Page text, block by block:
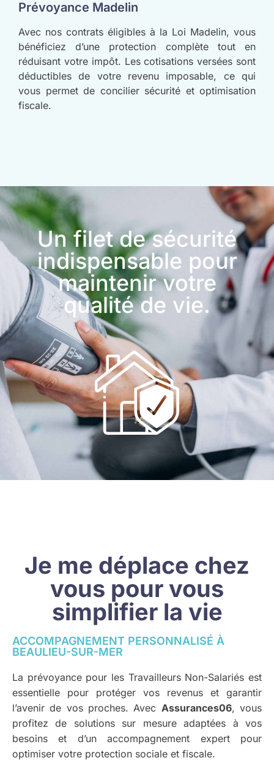
Prévoyance Madelin
Avec nos contrats éligibles à la Loi Madelin, vous
bénéficiez d’une protection complète tout en
réduisant votre impôt. Les cotisations versées sont
déductibles de votre revenu imposable, ce qui
vous permet de concilier sécurité et optimisation
fiscale.
Un filet de sécurité
indispensable pour
maintenir votre
qualité de vie.
Je me déplace chez
vous pour vous
simplifier la vie
ACCOMPAGNEMENT PERSONNALISÉ À
BEAULIEU-SUR-MER
La prévoyance pour les Travailleurs Non-Salariés est
essentielle pour protéger vos revenus et garantir
l’avenir de vos proches. Avec Assurances06, vous
profitez de solutions sur mesure adaptées à vos
besoins et d’un accompagnement expert pour
optimiser votre protection sociale et fiscale.